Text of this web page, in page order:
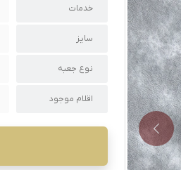
Next
خدمات
سایز
نوع جعبه
اقلام موجود